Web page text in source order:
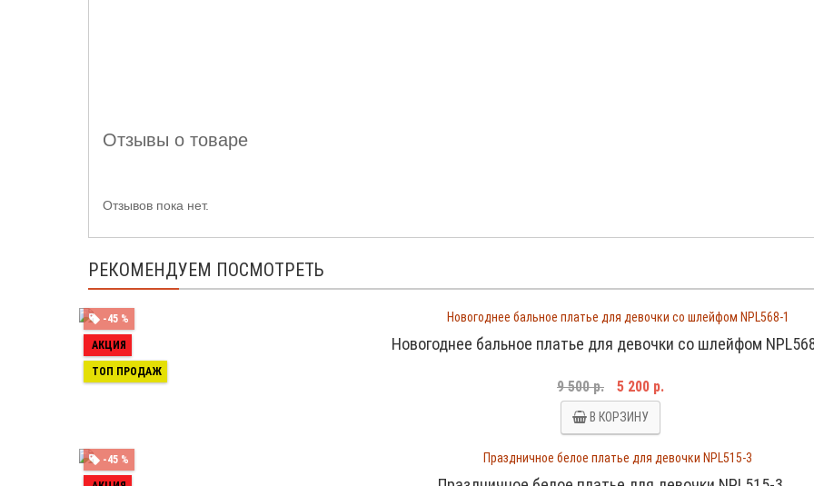
Отзывы о товаре
Отзывов пока нет.
РЕКОМЕНДУЕМ ПОСМОТРЕТЬ
-45 %
АКЦИЯ
ТОП ПРОДАЖ
Новогоднее бальное платье для девочки со шлейфом
9 500 р. 5 200 р.
В КОРЗИНУ
-45 %